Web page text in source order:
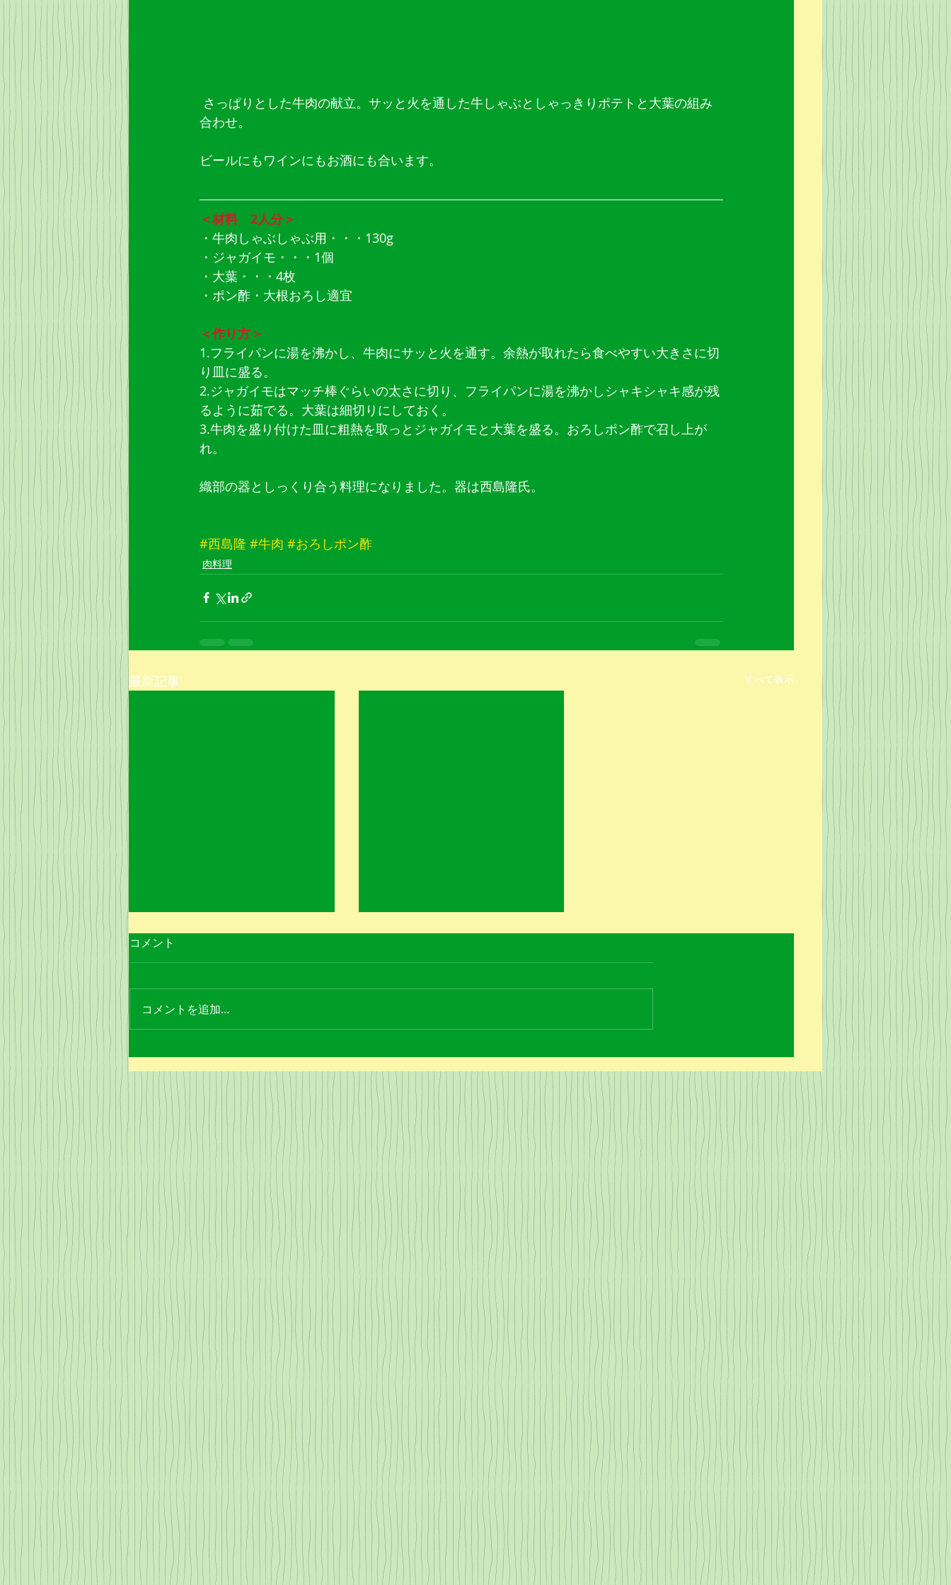
合わせ。
ビールにもワインにもお酒にも合います。
＜材料　2人分＞
・牛肉しゃぶしゃぶ用・・・130g
・ジャガイモ・・・1個
・大葉・・・4枚
・ポン酢・大根おろし適宜
＜作り方＞
1.フライパンに湯を沸かし、牛肉にサッと火を通す。余熱が取れたら食べやすい大きさに切
り皿に盛る。
2.ジャガイモはマッチ棒ぐらいの太さに切り、フライパンに湯を沸かしシャキシャキ感が残
るように茹でる。大葉は細切りにしておく。
3.牛肉を盛り付けた皿に粗熱を取っとジャガイモと大葉を盛る。おろしポン酢で召し上が
れ。
織部の器としっくり合う料理になりました。器は西島隆氏。
#西島隆 #牛肉 #おろしポン酢
肉料理
最新記事 すべて表示
肉と玉ねぎの塩炒め
みんな大好きハンバーガー
コメント
コメントを追加…